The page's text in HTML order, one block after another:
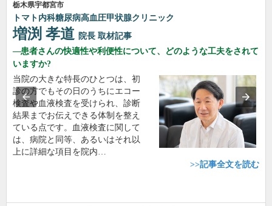
栃木県宇都宮市
トマト内科糖尿病高血圧甲状腺クリニック
増渕 孝道 院長 取材記事
患者さんの快適性や利便性について、どのような工夫をされて
いますか?
当院の大きな特長のひとつは、初
診の方でもその日のうちにエコー
検査や血液検査を受けられ、診断
結果までお伝えできる体制を整え
ている点です。血液検査に関して
は、病院と同等、あるいはそれ以
上に詳細な項目を院内…
>>記事全文を読む